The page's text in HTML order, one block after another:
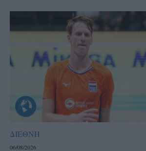
ΔΙΕΘΝΗ
06/08/2026